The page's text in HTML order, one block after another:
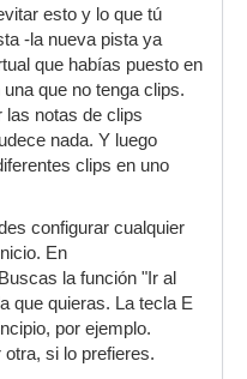
esto y lo que tú
-la nueva pista ya
que habías puesto en
que no tenga clips.
las notas de clips
nada. Y luego
clips en uno
configurar cualquier
En
la función "Ir al
que quieras. La tecla E
por ejemplo.
si lo prefieres.